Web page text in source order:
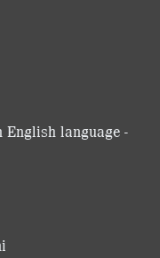
language -